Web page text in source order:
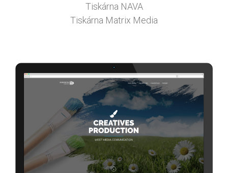
Tiskárna NAVA
Tiskárna Matrix Media